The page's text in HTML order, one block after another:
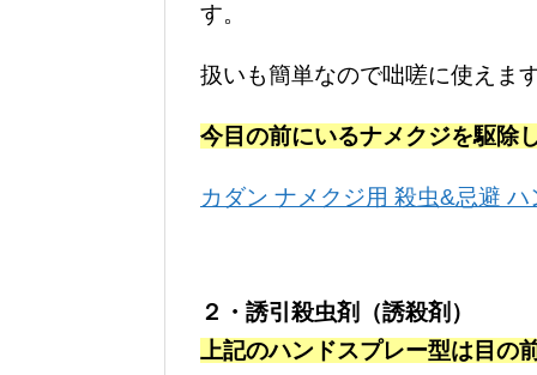
す。
扱いも簡単なので咄嗟に使えま
今目の前にいるナメクジを駆除
カダン ナメクジ用 殺虫&忌避
２・誘引殺虫剤（誘殺剤）
上記のハンドスプレー型は目の